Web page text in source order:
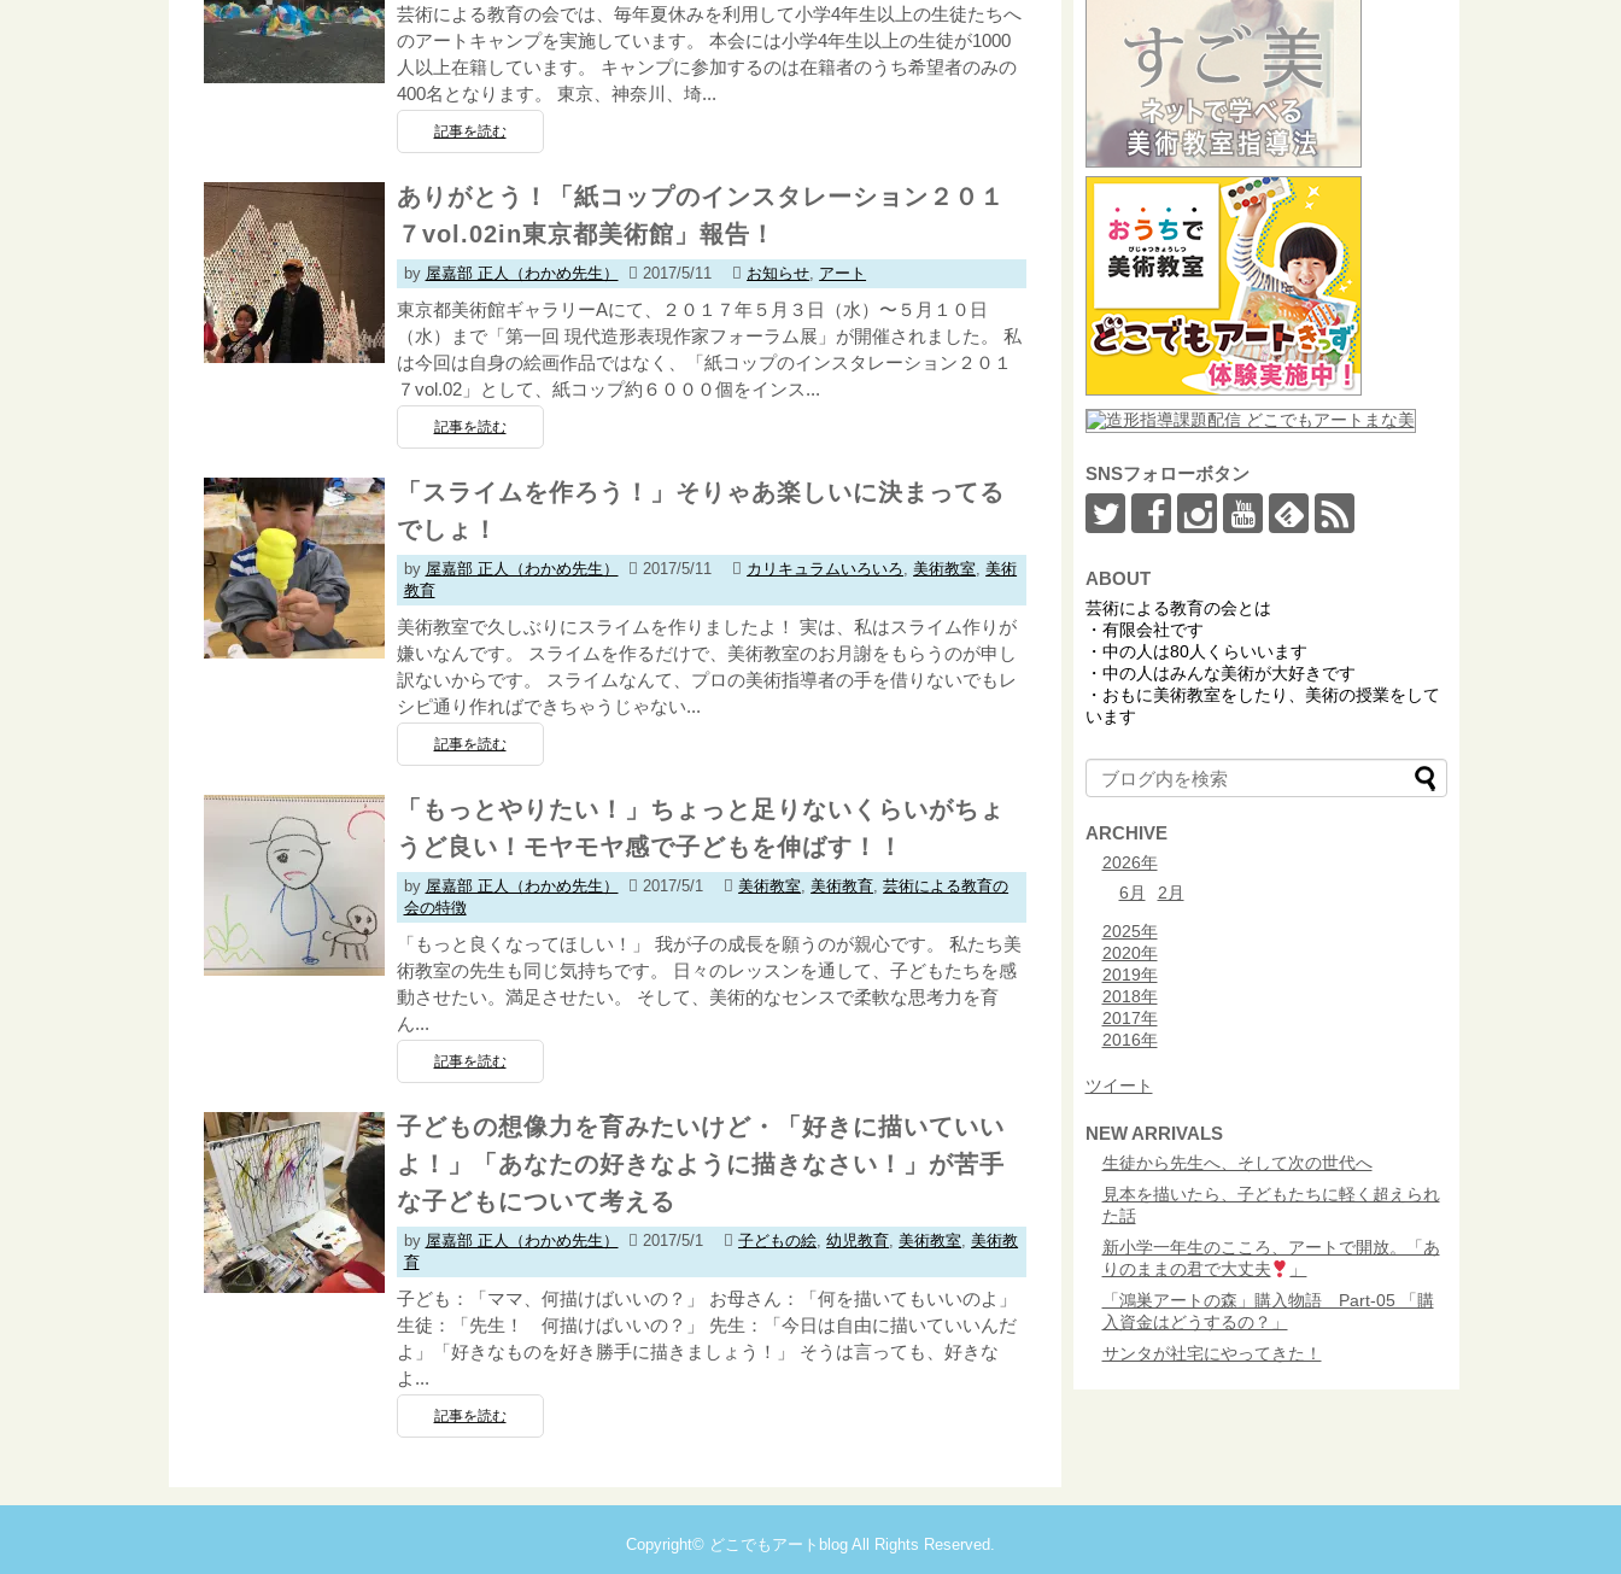
芸術による教育の会では、毎年夏休みを利用して小学4年生以上の生徒たちへ
のアートキャンプを実施しています。 本会には小学4年生以上の生徒が1000
人以上在籍しています。 キャンプに参加するのは在籍者のうち希望者のみの
400名となります。 東京、神奈川、埼...
記事を読む
ありがとう！「紙コップのインスタレーション２０１
７vol.02in東京都美術館」報告！
by 屋嘉部 正人（わかめ先生） 2017/5/11 お知らせ アート
東京都美術館ギャラリーAにて、２０１７年５月３日（水）〜５月１０日
（水）まで「第一回 現代造形表現作家フォーラム展」が開催されました。 私
は今回は自身の絵画作品ではなく、「紙コップのインスタレーション２０１
７vol.02」として、紙コップ約６０００個をインス...
記事を読む
「スライムを作ろう！」そりゃあ楽しいに決まってる
でしょ！
by 屋嘉部 正人（わかめ先生） 2017/5/11 カリキュラムいろいろ ,美術教室 ,美術
教育
美術教室で久しぶりにスライムを作りましたよ！ 実は、私はスライム作りが
嫌いなんです。 スライムを作るだけで、美術教室のお月謝をもらうのが申し
訳ないからです。 スライムなんて、プロの美術指導者の手を借りないでもレ
シピ通り作ればできちゃうじゃない...
記事を読む
「もっとやりたい！」ちょっと足りないくらいがちょ
うど良い！モヤモヤ感で子どもを伸ばす！！
by 屋嘉部 正人（わかめ先生） 2017/5/1 美術教室 ,美術教育 ,芸術による教育の
会の特徴
「もっと良くなってほしい！」 我が子の成長を願うのが親心です。 私たち美
術教室の先生も同じ気持ちです。 日々のレッスンを通して、子どもたちを感
動させたい。満足させたい。 そして、美術的なセンスで柔軟な思考力を育
ん...
記事を読む
子どもの想像力を育みたいけど・「好きに描いていい
よ！」「あなたの好きなように描きなさい！」が苦手
な子どもについて考える
by 屋嘉部 正人（わかめ先生） 2017/5/1 子どもの絵 ,幼児教育 ,美術教室 ,美術教
育
子ども：「ママ、何描けばいいの？」 お母さん：「何を描いてもいいのよ」
生徒：「先生！ 何描けばいいの？」 先生：「今日は自由に描いていいんだ
よ」「好きなものを好き勝手に描きましょう！」 そうは言っても、好きな
よ...
記事を読む
SNSフォローボタン
ABOUT
芸術による教育の会とは
・有限会社です
・中の人は80人くらいいます
・中の人はみんな美術が大好きです
・おもに美術教室をしたり、美術の授業をして
います
ARCHIVE
2026年
6月
2月
2025年
2020年
2019年
2018年
2017年
2016年
ツイート
NEW ARRIVALS
生徒から先生へ、そして次の世代へ
見本を描いたら、子どもたちに軽く超えられ
た話
新小学一年生のこころ、アートで開放。「あ
りのままの君で大丈夫
」
「鴻巣アートの森」購入物語 Part-05 「購
入資金はどうするの？」
サンタが社宅にやってきた！
Copyright© どこでもアートblog All Rights Reserved.